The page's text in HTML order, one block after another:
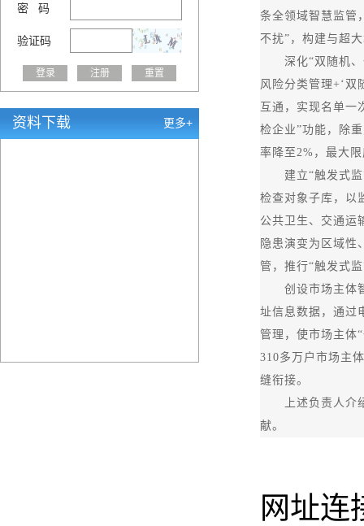
密 码
验证码
资料下载 更多+
条全领域智慧监管
不扰”，构建与超
深化“双随机、一
风险分类管理+‘双
互通，实现名单一
检企业”功能，除
率降至2%，最大
建立“触发式监管
检查对象子库，以
公共卫生、交通运
隐患演变为区域性
管，推行“触发式
创设市场主体智
址信息数据，通过
管理，使市场主体
310多万户市场主
缝衔接。
上述负责人介绍
献。
网址连